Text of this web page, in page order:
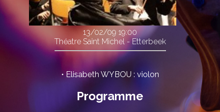
13/02/09 19:00
Théatre Saint Michel - Etterbeek
• Elisabeth WYBOU : violon
Programme